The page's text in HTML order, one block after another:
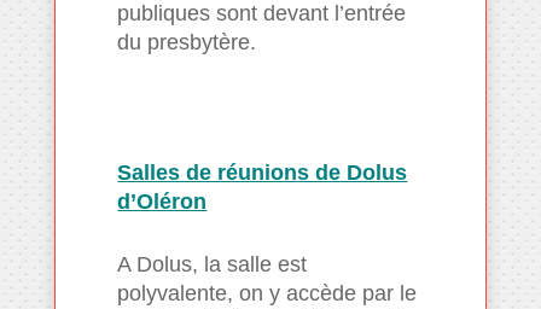
publiques sont devant l’entrée
du presbytère.
Salles de réunions de Dolus
d’Oléron
A Dolus, la salle est
polyvalente, on y accède par le